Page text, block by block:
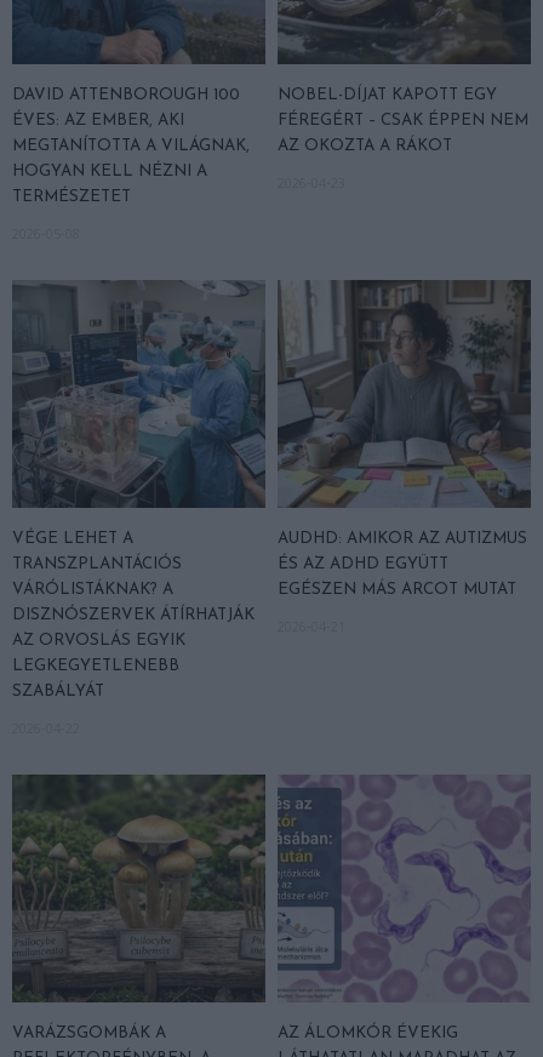
DAVID ATTENBOROUGH 100
ÉVES: AZ EMBER, AKI
MEGTANÍTOTTA A VILÁGNAK,
HOGYAN KELL NÉZNI A
TERMÉSZETET
NOBEL-DÍJAT KAPOTT EGY
FÉREGÉRT – CSAK ÉPPEN NEM
AZ OKOZTA A RÁKOT
VÉGE LEHET A
TRANSZPLANTÁCIÓS
VÁRÓLISTÁKNAK? A
DISZNÓSZERVEK ÁTÍRHATJÁK
AZ ORVOSLÁS EGYIK
LEGKEGYETLENEBB
SZABÁLYÁT
AUDHD: AMIKOR AZ AUTIZMUS
ÉS AZ ADHD EGYÜTT
EGÉSZEN MÁS ARCOT MUTAT
VARÁZSGOMBÁK A
AZ ÁLOMKÓR ÉVEKIG